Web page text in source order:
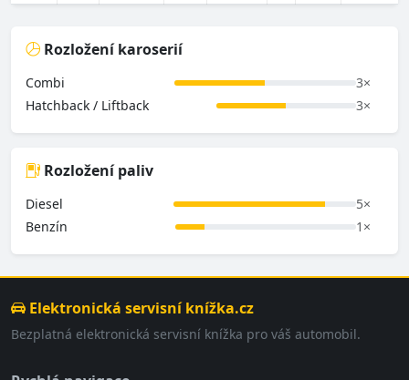
Rozložení karoserií
Combi
3×
Hatchback / Liftback
3×
Rozložení paliv
Diesel
5×
Benzín
1×
Elektronická servisní knížka.cz
Bezplatná elektronická servisní knížka pro váš automobil.